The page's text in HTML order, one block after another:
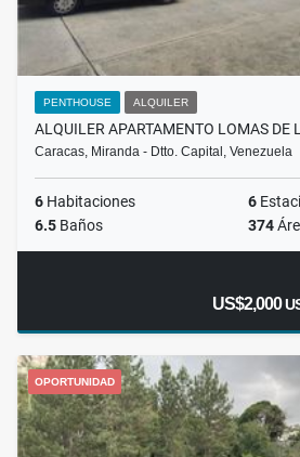
PENTHOUSE ALQUILER
ALQUILER APARTAMENTO LOMAS DE
Caracas, Miranda - Dtto. Capital, Venezuela
6 Habitaciones 6
6.5 Baños 374
US$2,000
OPORTUNIDAD